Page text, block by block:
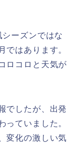
ーズンではな
ではあります。
ロコロと天気が
でしたが、出発
っていました。
変化の激しい気